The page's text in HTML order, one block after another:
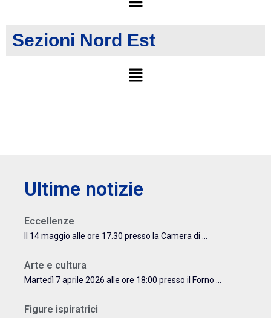
Sezioni Nord Est
Ultime notizie
Eccellenze
Il 14 maggio alle ore 17.30 presso la Camera di ...
Arte e cultura
Martedì 7 aprile 2026 alle ore 18:00 presso il Forno ...
Figure ispiratrici